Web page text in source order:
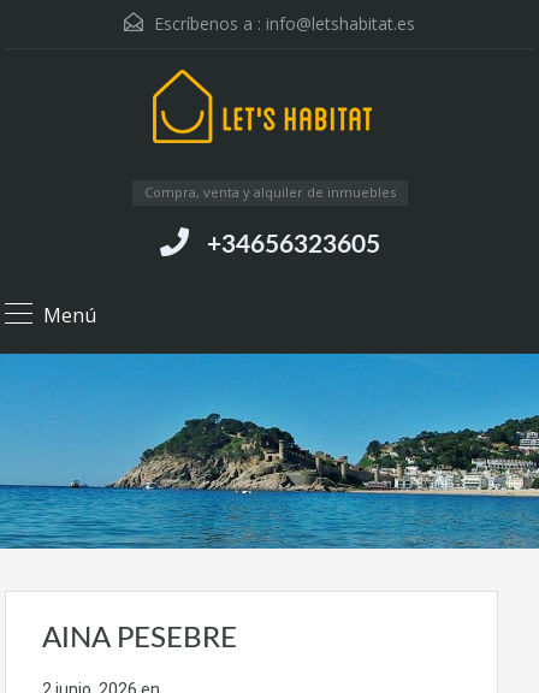
Escríbenos a : info@letshabitat.es
Compra, venta y alquiler de inmuebles
+34656323605
Menú
AINA PESEBRE